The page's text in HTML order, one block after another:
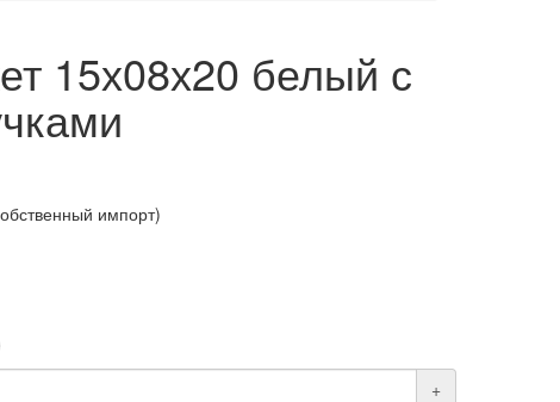
15х08х20 белый с
импорт)
+